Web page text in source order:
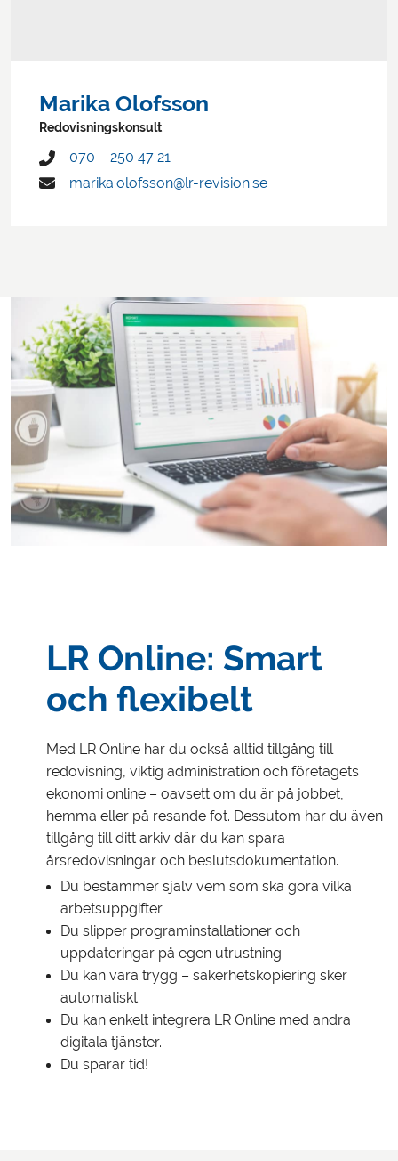
Marika Olofsson
Redovisningskonsult
070 – 250 47 21
marika.olofsson@lr-revision.se
LR Online: Smart
och flexibelt
Med LR Online har du också alltid tillgång till
redovisning, viktig administration och företagets
ekonomi online – oavsett om du är på jobbet,
hemma eller på resande fot. Dessutom har du även
tillgång till ditt arkiv där du kan spara
årsredovisningar och beslutsdokumentation.
Du bestämmer själv vem som ska göra vilka
arbetsuppgifter.
Du slipper programinstallationer och
uppdateringar på egen utrustning.
Du kan vara trygg – säkerhetskopiering sker
automatiskt.
Du kan enkelt integrera LR Online med andra
digitala tjänster.
Du sparar tid!